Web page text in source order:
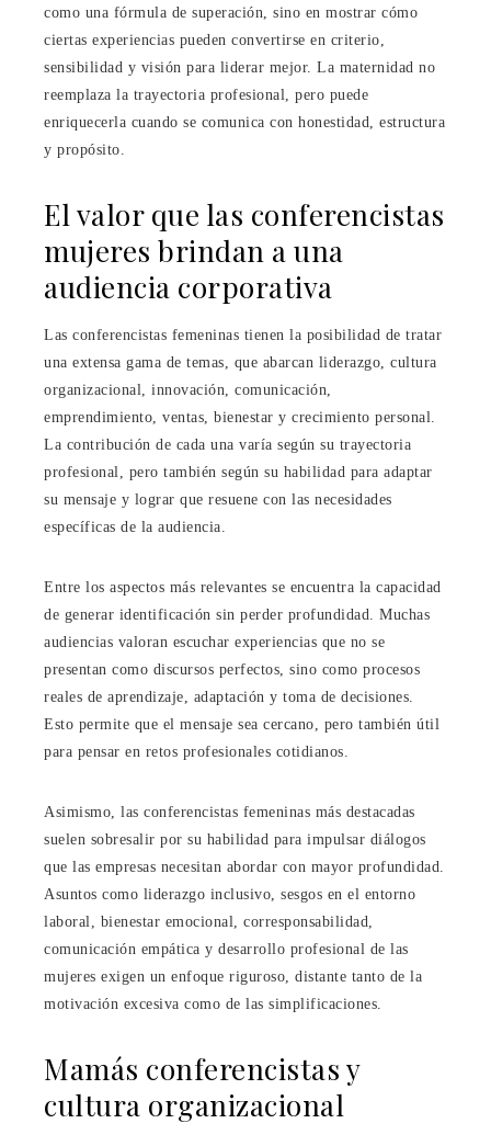
como una fórmula de superación, sino en mostrar cómo
ciertas experiencias pueden convertirse en criterio,
sensibilidad y visión para liderar mejor. La maternidad no
reemplaza la trayectoria profesional, pero puede
enriquecerla cuando se comunica con honestidad, estructura
y propósito.
El valor que las conferencistas
mujeres brindan a una
audiencia corporativa
Las conferencistas femeninas tienen la posibilidad de tratar
una extensa gama de temas, que abarcan liderazgo, cultura
organizacional, innovación, comunicación,
emprendimiento, ventas, bienestar y crecimiento personal.
La contribución de cada una varía según su trayectoria
profesional, pero también según su habilidad para adaptar
su mensaje y lograr que resuene con las necesidades
específicas de la audiencia.
Entre los aspectos más relevantes se encuentra la capacidad
de generar identificación sin perder profundidad. Muchas
audiencias valoran escuchar experiencias que no se
presentan como discursos perfectos, sino como procesos
reales de aprendizaje, adaptación y toma de decisiones.
Esto permite que el mensaje sea cercano, pero también útil
para pensar en retos profesionales cotidianos.
Asimismo, las conferencistas femeninas más destacadas
suelen sobresalir por su habilidad para impulsar diálogos
que las empresas necesitan abordar con mayor profundidad.
Asuntos como liderazgo inclusivo, sesgos en el entorno
laboral, bienestar emocional, corresponsabilidad,
comunicación empática y desarrollo profesional de las
mujeres exigen un enfoque riguroso, distante tanto de la
motivación excesiva como de las simplificaciones.
Mamás conferencistas y
cultura organizacional